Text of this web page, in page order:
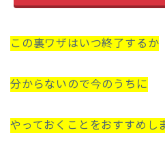
この裏ワザはいつ終了するか
分からないので今のうちに
やっておくことをおすすめし